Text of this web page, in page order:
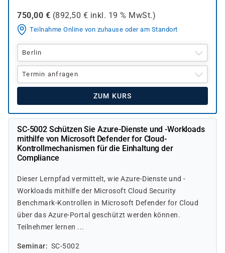
750,00 € (892,50 € inkl. 19 % MwSt.)
Teilnahme Online von zuhause oder am Standort
Berlin
Termin anfragen
ZUM KURS
SC-5002 Schützen Sie Azure-Dienste und -Workloads
mithilfe von Microsoft Defender for Cloud-
Kontrollmechanismen für die Einhaltung der
Compliance
Dieser Lernpfad vermittelt, wie Azure-Dienste und -
Workloads mithilfe der Microsoft Cloud Security
Benchmark-Kontrollen in Microsoft Defender for Cloud
über das Azure-Portal geschützt werden können.
Teilnehmer lernen ...
Seminar SC-5002